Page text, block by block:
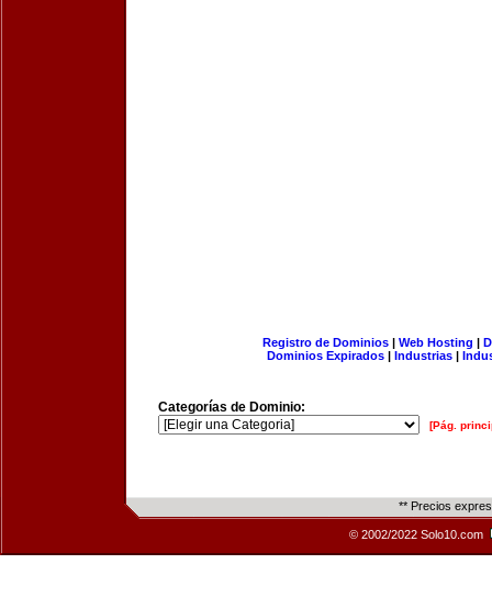
Registro de Dominios| Web Hosting |
Dominios Expirados | Industrias |
Categorías de Dominio:
[Pág.
** Precios
© 2002/2022 Solo10.com